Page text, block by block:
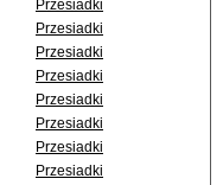
Przesiadki
Przesiadki
Przesiadki
Przesiadki
Przesiadki
Przesiadki
Przesiadki
Przesiadki